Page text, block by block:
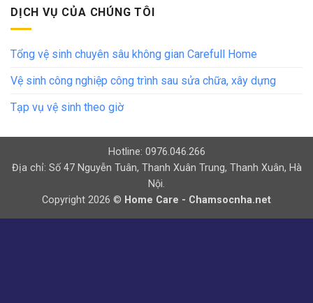
DỊCH VỤ CỦA CHÚNG TÔI
Tổng vệ sinh chuyên sâu không gian Carefull Home
Vệ sinh công nghiệp công trình sau sửa chữa, xây dựng
Tạp vụ vệ sinh theo giờ
Hotline: 0976.046.266
Địa chỉ: Số 47 Nguyễn Tuân, Thanh Xuân Trung, Thanh Xuân, Hà
Nội.
Copyright 2026 © Home Care - Chamsocnha.net